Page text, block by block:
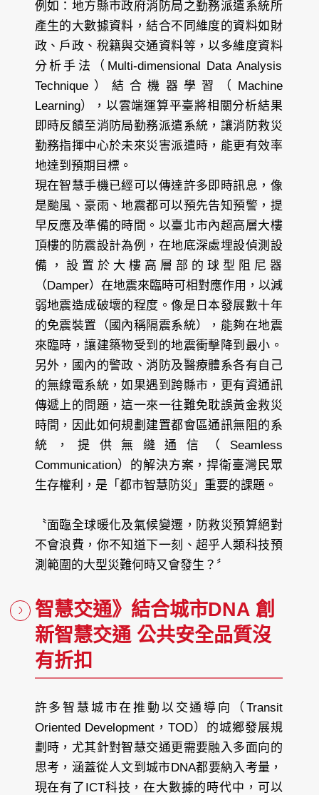
例如：地方縣市政府消防局之勤務派遣系統所
產生的大數據資料，結合不同維度的資料如財
政、戶政、稅籍與交通資料等，以多維度資料
分析手法（Multi-dimensional Data Analysis
Technique）結合機器學習（Machine
Learning），以雲端運算平臺將相關分析結果
即時反饋至消防局勤務派遣系統，讓消防救災
勤務指揮中心於未來災害派遣時，能更有效率
地達到預期目標。
現在智慧手機已經可以傳達許多即時訊息，像
是颱風、豪雨、地震都可以預先告知預警，提
早反應及準備的時間。以臺北市內超高層大樓
頂樓的防震設計為例，在地底深處埋設偵測設
備，設置於大樓高層部的球型阻尼器
（Damper）在地震來臨時可相對應作用，以減
弱地震造成破壞的程度。像是日本發展數十年
的免震裝置（國內稱隔震系統），能夠在地震
來臨時，讓建築物受到的地震衝擊降到最小。
另外，國內的警政、消防及醫療體系各有自己
的無線電系統，如果遇到跨縣市，更有資通訊
傳遞上的問題，這一來一往難免耽誤黃金救災
時間，因此如何規劃建置都會區通訊無阻的系
統，提供無縫通信（Seamless
Communication）的解決方案，捍衛臺灣民眾
生存權利，是「都市智慧防災」重要的課題。
〝面臨全球暖化及氣候變遷，防救災預算絕對
不會浪費，你不知道下一刻、超乎人類科技預
測範圍的大型災難何時又會發生？〞
智慧交通》結合城市DNA 創
新智慧交通 公共安全品質沒
有折扣
許多智慧城市在推動以交通導向（Transit
Oriented Development，TOD）的城鄉發展規
劃時，尤其針對智慧交通更需要融入多面向的
思考，涵蓋從人文到城市DNA都要納入考量，
現在有了ICT科技，在大數據的時代中，可以